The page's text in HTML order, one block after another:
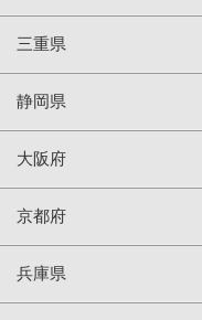
三重県
静岡県
大阪府
京都府
兵庫県